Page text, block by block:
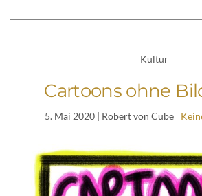
Kultur
Cartoons ohne
5. Mai 2020| Robert von Cube